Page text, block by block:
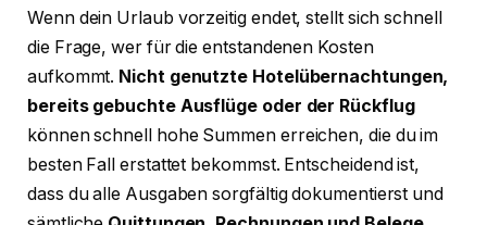
Wenn dein Urlaub vorzeitig endet, stellt sich schnell
die Frage, wer für die entstandenen Kosten
aufkommt. Nicht genutzte Hotelübernachtungen,
bereits gebuchte Ausflüge oder der Rückflug
können schnell hohe Summen erreichen, die du im
besten Fall erstattet bekommst. Entscheidend ist,
dass du alle Ausgaben sorgfältig dokumentierst und